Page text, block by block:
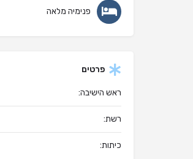
פנימיה מלאה
פרטים
ראש הישיבה:
רשת:
כיתות: